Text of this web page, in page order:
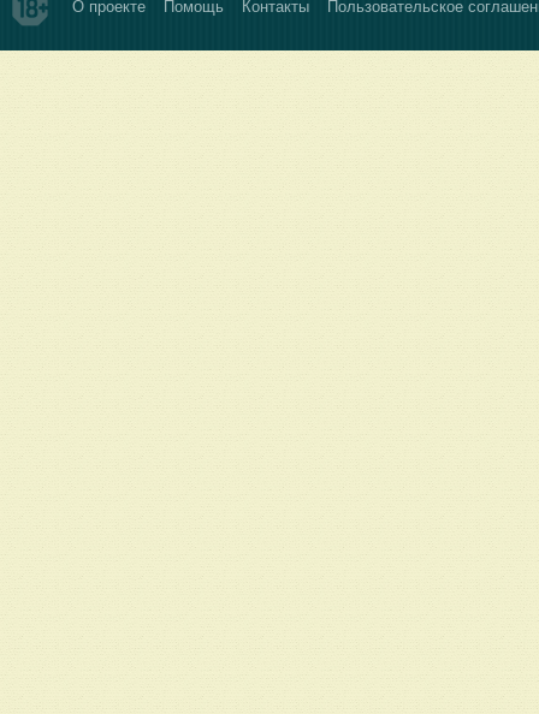
О проекте Помощь Контакты Пользовательское